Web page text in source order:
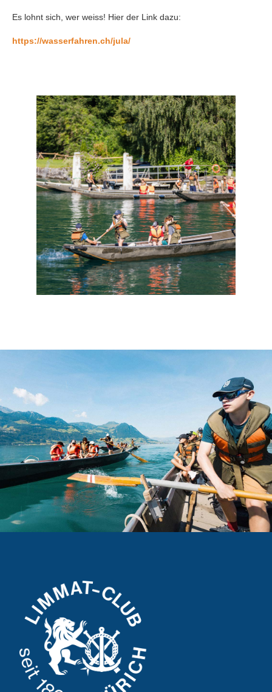
Es lohnt sich, wer weiss! Hier der Link dazu:
https://wasserfahren.ch/jula/